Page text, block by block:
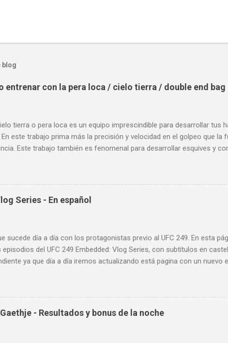
blog
entrenar con la pera loca / cielo tierra / double end bag
tierra o pera loca es un equipo imprescindible para desarrollar tus
este trabajo prima más la precisión y velocidad en el golpeo que la
Este trabajo también es fenomenal para desarrollar esquives y
velocidad de tus desplazamientos o tu juego de pies. A continuación
puedes aprender a golpear la pera cielo tierra o pera loca. En esta
tipos de entrenamiento con la pera loca:
Series - En español
sucede día a día con los protagonistas previo al UFC 249. En esta
del UFC 249 Embedded: Vlog Series, con subtítulos en
ya que día a día iremos actualizando está pagina con un nuevo
- Resultados y bonus de la noche